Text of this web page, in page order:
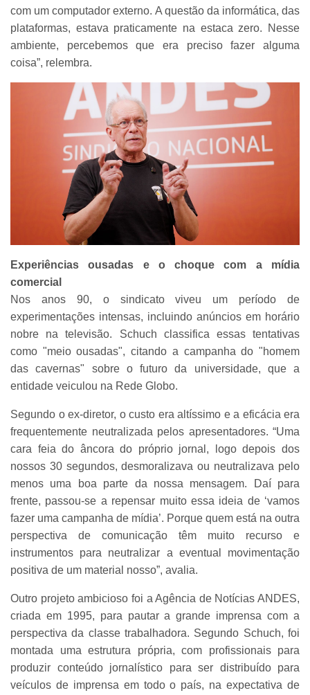
com um computador externo. A questão da informática, das
plataformas, estava praticamente na estaca zero. Nesse
ambiente, percebemos que era preciso fazer alguma
coisa”, relembra.
Experiências ousadas e o choque com a mídia
comercial
Nos anos 90, o sindicato viveu um período de
experimentações intensas, incluindo anúncios em horário
nobre na televisão. Schuch classifica essas tentativas
como "meio ousadas", citando a campanha do "homem
das cavernas" sobre o futuro da universidade, que a
entidade veiculou na Rede Globo.
Segundo o ex-diretor, o custo era altíssimo e a eficácia era
frequentemente neutralizada pelos apresentadores. “Uma
cara feia do âncora do próprio jornal, logo depois dos
nossos 30 segundos, desmoralizava ou neutralizava pelo
menos uma boa parte da nossa mensagem. Daí para
frente, passou-se a repensar muito essa ideia de ‘vamos
fazer uma campanha de mídia’. Porque quem está na outra
perspectiva de comunicação têm muito recurso e
instrumentos para neutralizar a eventual movimentação
positiva de um material nosso”, avalia.
Outro projeto ambicioso foi a Agência de Notícias ANDES,
criada em 1995, para pautar a grande imprensa com a
perspectiva da classe trabalhadora. Segundo Schuch, foi
montada uma estrutura própria, com profissionais para
produzir conteúdo jornalístico para ser distribuído para
veículos de imprensa em todo o país, na expectativa de